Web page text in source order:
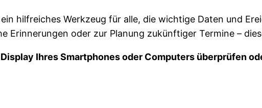
hilfreiches Werkzeug für alle, die wichtige Daten und
Erinnerungen oder zur Planung zukünftiger Termine –
Ihres Smartphones oder Computers überprüfen